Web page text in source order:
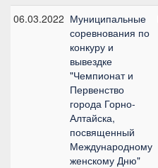
06.03.2022 Муниципальные
соревнования по
конкуру и
вывездке
"Чемпионат и
Первенство
города Горно-
Алтайска,
посвященный
Международному
женскому Дню"